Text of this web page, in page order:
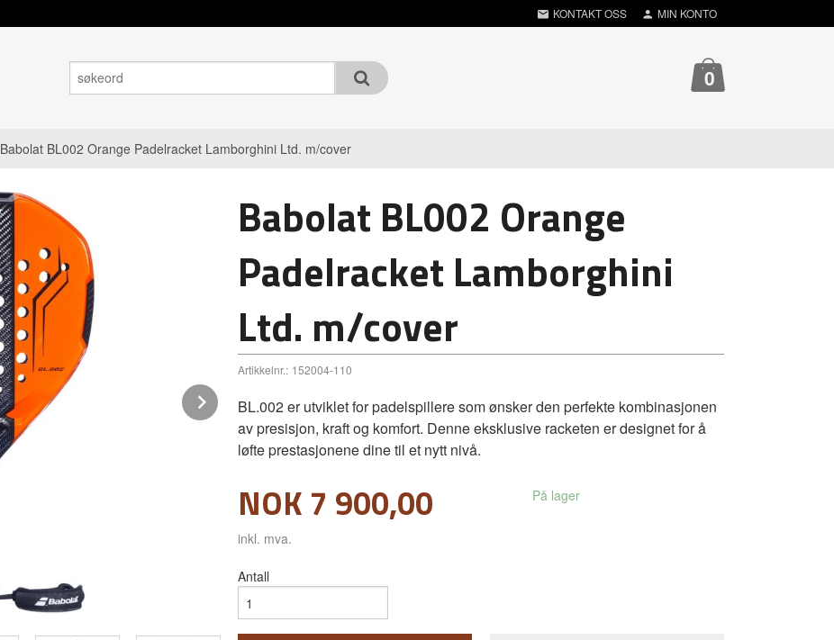
KONTAKT OSS MIN KONTO
0
Babolat BL002 Orange Padelracket Lamborghini Ltd. m/cover
Next
Babolat BL002 Orange
Padelracket Lamborghini
Ltd. m/cover
Artikkelnr.: 152004-110
BL.002 er utviklet for padelspillere som ønsker den perfekte kombinasjonen
av presisjon, kraft og komfort. Denne eksklusive racketen er designet for å
løfte prestasjonene dine til et nytt nivå.
Pris
NOK 7 900,00
inkl. mva.
På lager
Antall